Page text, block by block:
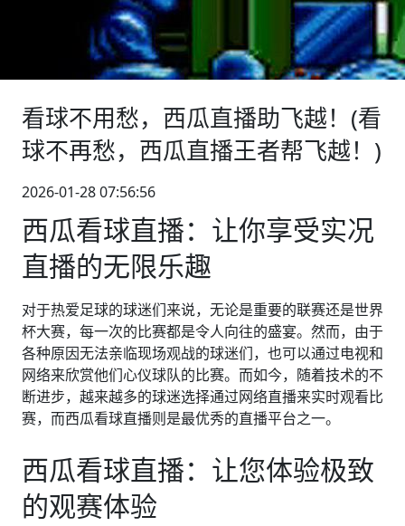
看球不用愁，西瓜直播助飞越！(看
球不再愁，西瓜直播王者帮飞越！)
2026-01-28 07:56:56
西瓜看球直播：让你享受实况
直播的无限乐趣
对于热爱足球的球迷们来说，无论是重要的联赛还是世界
杯大赛，每一次的比赛都是令人向往的盛宴。然而，由于
各种原因无法亲临现场观战的球迷们，也可以通过电视和
网络来欣赏他们心仪球队的比赛。而如今，随着技术的不
断进步，越来越多的球迷选择通过网络直播来实时观看比
赛，而西瓜看球直播则是最优秀的直播平台之一。
西瓜看球直播：让您体验极致
的观赛体验